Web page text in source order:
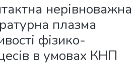
нерівноважна
плазма
фізико-
в умовах КНП